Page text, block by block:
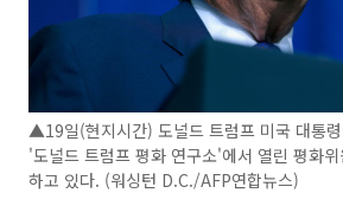
▲19일(현지시간) 도널드 트럼프 미국 대통
'도널드 트럼프 평화 연구소'에서 열린 평화
하고 있다. (워싱턴 D.C./AFP연합뉴스)